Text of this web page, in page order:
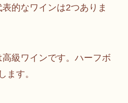
的なワインは2つありま
級ワインです。ハーフボ
ます。